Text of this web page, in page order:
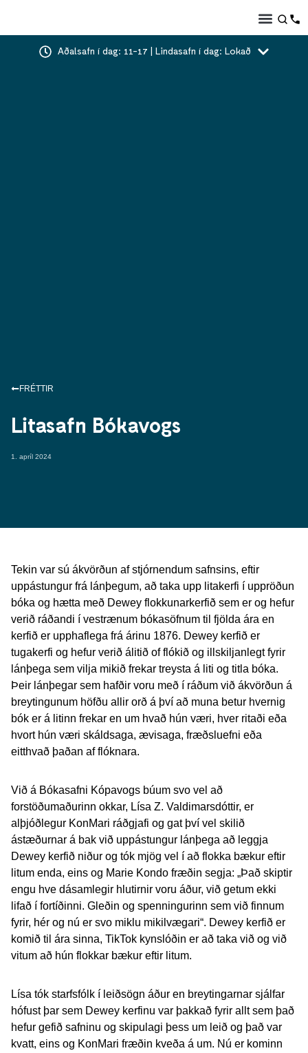
Aðalsafn í dag: 11-17 | Lindasafn í dag: Lokað
FRÉTTIR
Litasafn Bókavogs
1. apríl 2024
Tekin var sú ákvörðun af stjórnendum safnsins, eftir
uppástungur frá lánþegum, að taka upp litakerfi í uppröðun
bóka og hætta með Dewey flokkunarkerfið sem er og hefur
verið ráðandi í vestrænum bókasöfnum til fjölda ára en
kerfið er upphaflega frá árinu 1876. Dewey kerfið er
tugakerfi og hefur verið álitið of flókið og illskiljanlegt fyrir
lánþega sem vilja mikið frekar treysta á liti og titla bóka.
Þeir lánþegar sem hafðir voru með í ráðum við ákvörðun á
breytingunum höfðu allir orð á því að muna betur hvernig
bók er á litinn frekar en um hvað hún væri, hver ritaði eða
hvort hún væri skáldsaga, ævisaga, fræðsluefni eða
eitthvað þaðan af flóknara.
Við á Bókasafni Kópavogs búum svo vel að
forstöðumaðurinn okkar, Lísa Z. Valdimarsdóttir, er
alþjóðlegur KonMari ráðgjafi og gat því vel skilið
ástæðurnar á bak við uppástungur lánþega að leggja
Dewey kerfið niður og tók mjög vel í að flokka bækur eftir
litum enda, eins og Marie Kondo fræðin segja: „Það skiptir
engu hve dásamlegir hlutirnir voru áður, við getum ekki
lifað í fortíðinni. Gleðin og spenningurinn sem við finnum
fyrir, hér og nú er svo miklu mikilvægari“. Dewey kerfið er
komið til ára sinna, TikTok kynslóðin er að taka við og við
vitum að hún flokkar bækur eftir litum.
Lísa tók starfsfólk í leiðsögn áður en breytingarnar sjálfar
hófust þar sem Dewey kerfinu var þakkað fyrir allt sem það
hefur gefið safninu og skipulagi þess um leið og það var
kvatt, eins og KonMari fræðin kveða á um. Nú er kominn